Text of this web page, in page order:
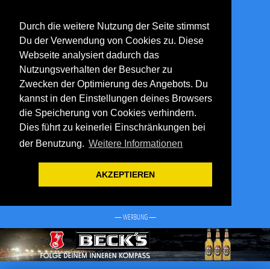
Durch die weitere Nutzung der Seite stimmst
Du der Verwendung von Cookies zu. Diese
Webseite analysiert dadurch das
Nutzungsverhalten der Besucher zu
Zwecken der Optimierung des Angebots. Du
kannst in den Einstellungen deines Browsers
die Speicherung von Cookies verhindern.
Dies führt zu keinerlei Einschränkungen bei
der Benutzung. Weitere Informationen
AKZEPTIEREN
— WERBUNG —